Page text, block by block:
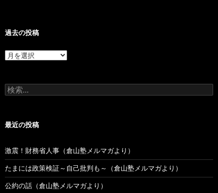
過去の投稿
過
去
稿
検
索:
最近の投稿
激震！財務省人事（倉山塾メルマガより）
たまには政策検証～自己批判も～（倉山塾メルマガより）
公約の話（倉山塾メルマガより）